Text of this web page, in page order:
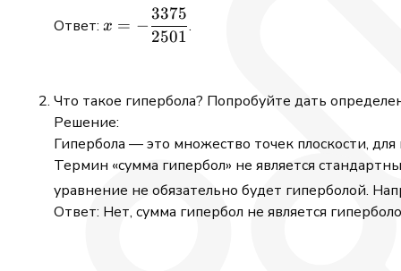
Ответ:
\dfrac{3375}
x = −
2501
3375
.
Что такое гипербола? Попробуйте дать
Решение:
Гипербола — это множество точек плоскости,
Термин «сумма гипербол» не является
уравнение не обязательно будет гиперболой.
Ответ: Нет, сумма гипербол не является